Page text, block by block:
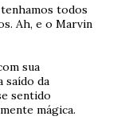
todos
Ah, e o Marvin
sua
saído da
sentido
mágica.